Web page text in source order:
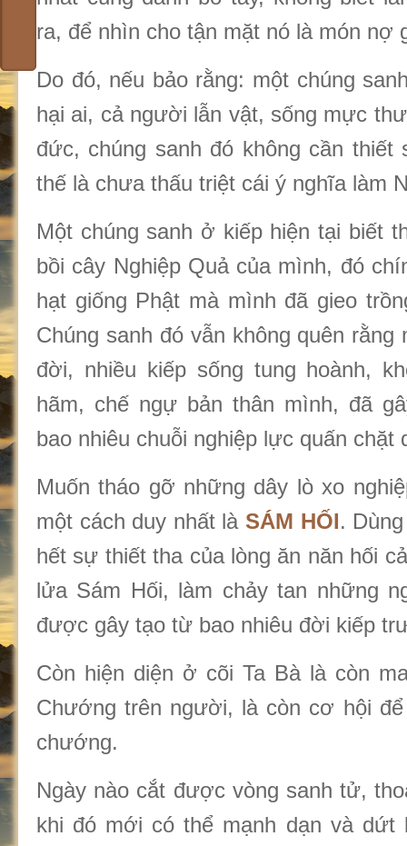
ra, để nhìn cho tận mặt nó là món nợ
Do đó, nếu bảo rằng: một chúng
hại ai, cả người lẫn vật, sống mực
đức, chúng sanh đó không cần thiết
thế là chưa thấu triệt cái ý nghĩa làm
Một chúng sanh ở kiếp hiện tại biết
bồi cây Nghiệp Quả của mình, đó
hạt giống Phật mà mình đã gieo
Chúng sanh đó vẫn không quên rằng
đời, nhiều kiếp sống tung hoành,
hãm, chế ngự bản thân mình, đã
bao nhiêu chuỗi nghiệp lực quấn chặt
Muốn tháo gỡ những dây lò xo
một cách duy nhất là SÁM HỐI.
hết sự thiết tha của lòng ăn năn hối
lửa Sám Hối, làm chảy tan những
được gây tạo từ bao nhiêu đời kiếp
Còn hiện diện ở cõi Ta Bà là còn
Chướng trên người, là còn cơ hội
chướng.
Ngày nào cắt được vòng sanh tử,
khi đó mới có thể mạnh dạn và dứt